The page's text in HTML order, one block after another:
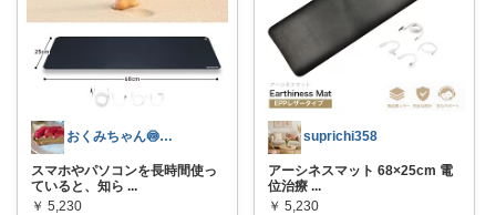
おくみちゃん🍥朝コレ界隈
スマホやパソコンを長時間使っ
ていると、知ら ...
￥ 5,230
suprichi358
アーシネスマット 68×25cm 電
位治療 ...
￥ 5,230